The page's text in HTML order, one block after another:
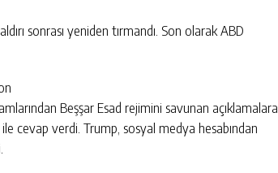
sonrası yeniden tırmandı. Son olarak ABD
Beşşar Esad rejimini savunan açıklamalara
cevap verdi. Trump, sosyal medya hesabından
SATILIK